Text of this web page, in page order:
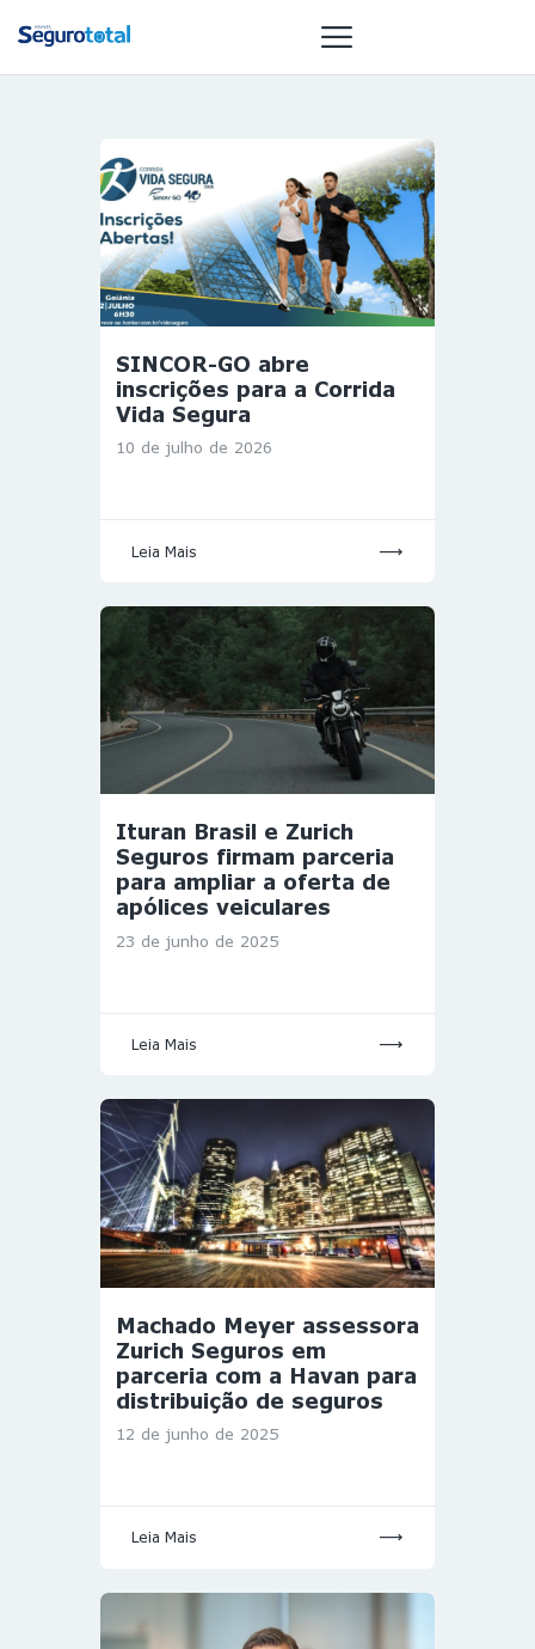
NOTÍCIAS
REVISTA
ESPECIAIS
GAIVOTA DE
OURO
MULHERES
GESTORAS
HOMEST
SINCOR-GO abre
inscrições para a Corrida
Vida Segura
10 de julho de 2026
Leia Mais
Ituran Brasil e Zurich
Seguros firmam parceria
para ampliar a oferta de
apólices veiculares
23 de junho de 2025
Leia Mais
Machado Meyer assessora
Zurich Seguros em
parceria com a Havan para
distribuição de seguros
12 de junho de 2025
Leia Mais